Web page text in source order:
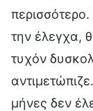
την έλεγχα,
τυχόν
μήνες δεν